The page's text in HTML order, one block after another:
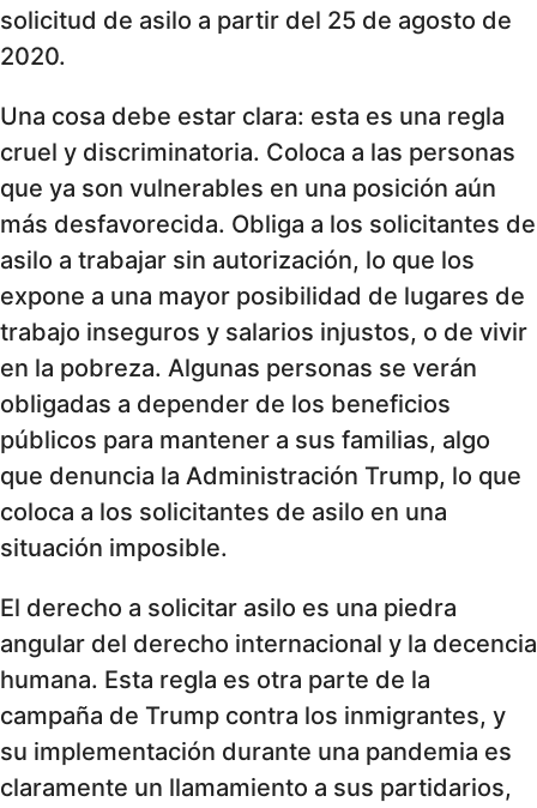
solicitud de asilo a partir del 25 de agosto de
2020.
Una cosa debe estar clara: esta es una regla
cruel y discriminatoria. Coloca a las personas
que ya son vulnerables en una posición aún
más desfavorecida. Obliga a los solicitantes de
asilo a trabajar sin autorización, lo que los
expone a una mayor posibilidad de lugares de
trabajo inseguros y salarios injustos, o de vivir
en la pobreza. Algunas personas se verán
obligadas a depender de los beneficios
públicos para mantener a sus familias, algo
que denuncia la Administración Trump, lo que
coloca a los solicitantes de asilo en una
situación imposible.
El derecho a solicitar asilo es una piedra
angular del derecho internacional y la decencia
humana. Esta regla es otra parte de la
campaña de Trump contra los inmigrantes, y
su implementación durante una pandemia es
claramente un llamamiento a sus partidarios,